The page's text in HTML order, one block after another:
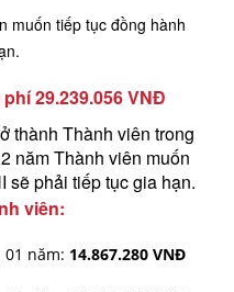
muốn tiếp tục đồng hành
29.239.056 VNĐ
thành Thành viên trong
năm Thành viên muốn
sẽ phải tiếp tục gia hạn.
viên:
năm: 14.867.280 VNĐ